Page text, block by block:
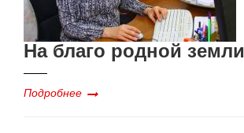
На благо родной земли
Подробнее